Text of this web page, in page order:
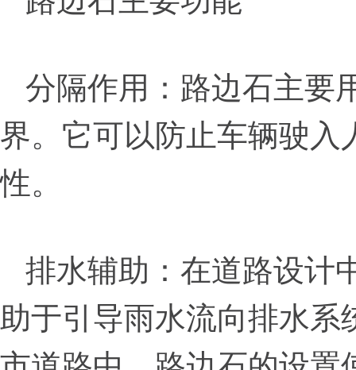
分隔作用：路边石主要
界。它可以防止车辆驶入
性。
排水辅助：在道路设计
助于引导雨水流向排水系